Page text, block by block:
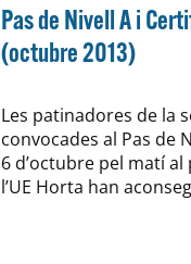
Pas de Nivell A i
(octubre 2013)
Les patinadores de la
convocades al Pas de
6 d’octubre pel matí al
l’UE Horta han